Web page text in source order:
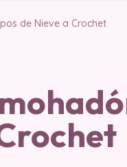
de Nieve a Crochet